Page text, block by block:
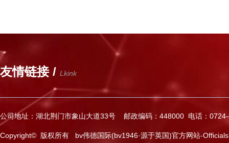
友情链接 / Lkink
公司地址：湖北荆门市象山大道33号 邮政编码：448000 电话：
Copyright© 版权所有 bv伟德国际(bv1946·源于英国)官方网站-